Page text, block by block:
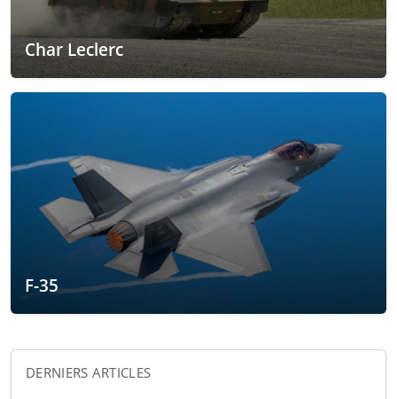
Char Leclerc
F-35
DERNIERS ARTICLES